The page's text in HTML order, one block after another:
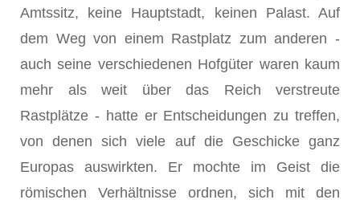
Amtssitz, keine Hauptstadt, keinen Palast. Auf
dem Weg von einem Rastplatz zum anderen -
auch seine verschiedenen Hofgüter waren kaum
mehr als weit über das Reich verstreute
Rastplätze - hatte er Entscheidungen zu treffen,
von denen sich viele auf die Ge­schicke ganz
Europas auswirkten. Er mochte im Geist die
römischen Verhält­nisse ordnen, sich mit den